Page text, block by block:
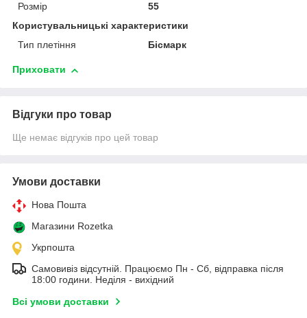
Розмір
55
Користувальницькі характеристики
Тип плетіння
Бісмарк
Приховати
Відгуки про товар
Ще немає відгуків про цей товар
Умови доставки
Нова Пошта
Магазини Rozetka
Укрпошта
Самовивіз відсутній. Працюємо Пн - Сб, відправка після
18:00 години. Неділя - вихідний
Всі умови доставки